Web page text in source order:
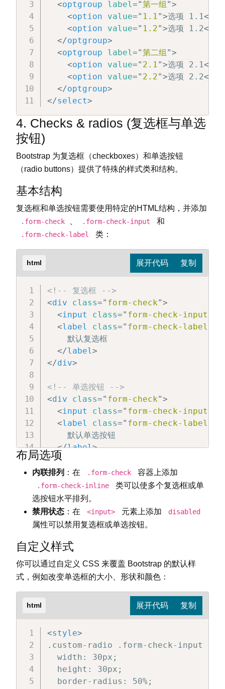
<optgroup label="第一组 ">
<option value=" 1.1">选项 1.1</
<option value=" 1.2">选项 1.2</
</optgroup>
<optgroup label="第二组 ">
<option value=" 2.1">选项 2.1</
<option value=" 2.2">选项 2.2</
</optgroup>
</select>
4. Checks & radios (复选框与单选
按钮)
Bootstrap 为复选框（checkboxes）和单选按钮
（radio buttons）提供了特殊的样式类和结构。
基本结构
复选框和单选按钮需要使用特定的HTML结构，并添加
.form-check .form-check-input 和
.form-check-label 类：
html
<!-- 复选框 -->
<div class=" form-check">
<input class=" form-check-input
<label class=" form-check-label
    默认复选框
</label>
</div>
<!-- 单选按钮 -->
<div class=" form-check">
<input class=" form-check-input
<label class=" form-check-label
    默认单选按钮
</label>
</div
布局选项
内联排列 ：在 .form-check 容器上添加
.form-check-inline
类可以使多个复选框或单
选按钮水平排列。
禁用状态 ：在 <input> 元素上添加 disabled
属性可以禁用复选框或单选按钮。
自定义样式
你可以通过自定义 CSS 来覆盖 Bootstrap 的默认样
式，例如改变单选框的大小、形状和颜色：
html
<style>
.custom-radio .form-check-input {
  width: 30px;
  height: 30px;
  border-radius: 50%;